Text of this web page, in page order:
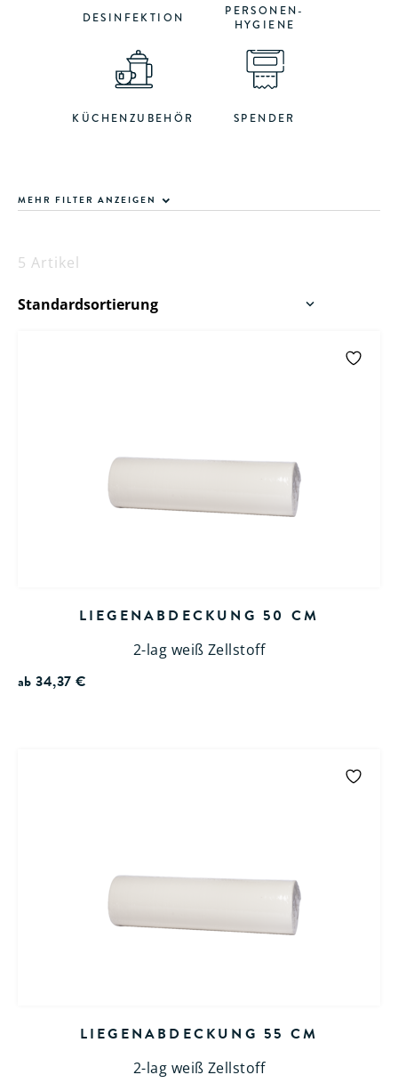
DESINFEKTION
PERSONEN-
HYGIENE
KÜCHENZUBEHÖR SPENDER
MEHR FILTER ANZEIGEN
5 Artikel
LIEGENABDECKUNG 50 CM
2-lag weiß Zellstoff
ab34,37€
LIEGENABDECKUNG 55 CM
2-lag weiß Zellstoff